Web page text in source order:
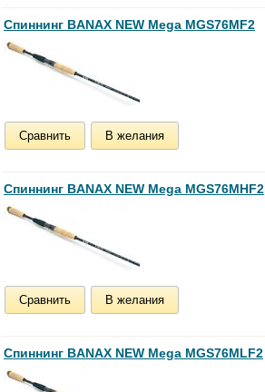
Спиннинг BANAX NEW Mega MGS76MF2
Сравнить В желания
Спиннинг BANAX NEW Mega MGS76MHF2
Сравнить В желания
Спиннинг BANAX NEW Mega MGS76MLF2